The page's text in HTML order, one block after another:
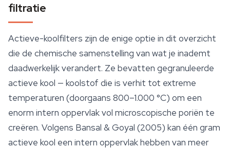
filtratie
Actieve-koolfilters zijn de enige optie in dit overzicht
die de chemische samenstelling van wat je inademt
daadwerkelijk verandert. Ze bevatten gegranuleerde
actieve kool — koolstof die is verhit tot extreme
temperaturen (doorgaans 800–1.000 °C) om een
enorm intern oppervlak vol microscopische poriën te
creëren. Volgens Bansal & Goyal (2005) kan één gram
actieve kool een intern oppervlak hebben van meer